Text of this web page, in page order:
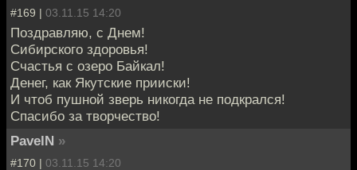
#169 | 03.11.15 14:20
Поздравляю, с Днем!
Сибирского здоровья!
Счастья с озеро Байкал!
Денег, как Якутские прииски!
И чтоб пушной зверь никогда не подкрался!
Спасибо за творчество!
PavelN »
#170 | 03.11.15 14:20